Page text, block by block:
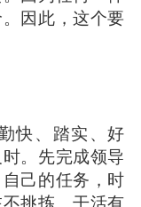
因此，这个要
快、踏实、好
。先完成领导
己的任务，时
挑拣、干活有